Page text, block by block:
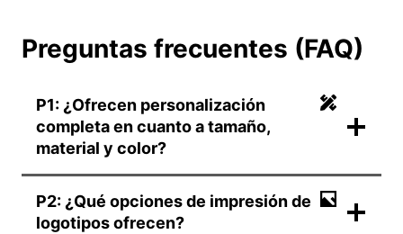
Preguntas frecuentes (FAQ)
P1: ¿Ofrecen personalización
completa en cuanto a tamaño,
material y color?
P2: ¿Qué opciones de impresión de
logotipos ofrecen?